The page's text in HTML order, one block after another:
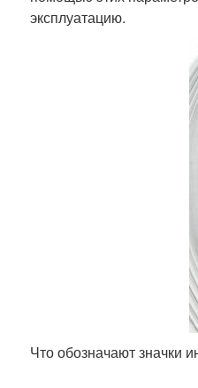
эксплуатацию.
Что обозначают значки